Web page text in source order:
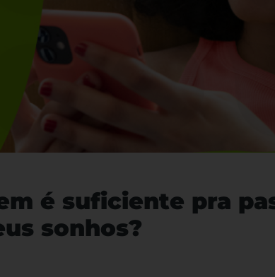
é suficiente pra
sonhos?